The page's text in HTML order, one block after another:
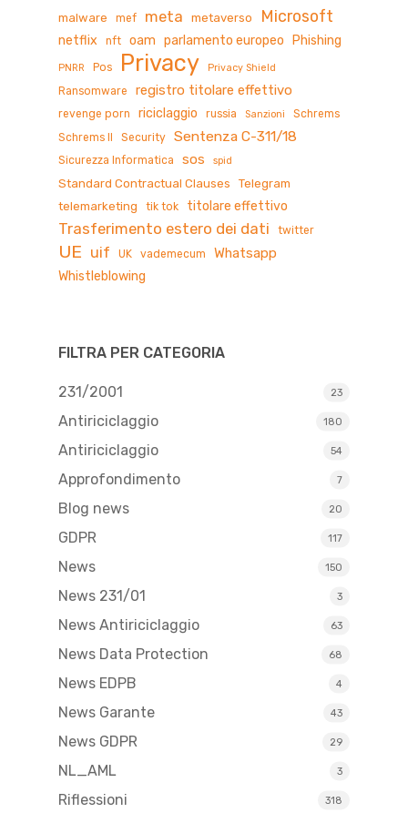
malware mef meta metaverso Microsoft
netflix nft oam parlamento europeo Phishing
PNRR Pos Privacy Privacy Shield
Ransomware registro titolare effettivo
revenge porn riciclaggio russia Sanzioni
Schrems
Schrems II
Security Sentenza C-311/18
Sicurezza Informatica sos spid
Standard Contractual Clauses
Telegram
telemarketing
tik tok titolare effettivo
Trasferimento estero dei dati twitter
UE uif UK vademecum Whatsapp
Whistleblowing
FILTRA PER CATEGORIA
231/2001 23
Antiriciclaggio 180
Antiriciclaggio 54
Approfondimento 7
Blog news 20
GDPR 117
News 150
News 231/01 3
News Antiriciclaggio 63
News Data Protection 68
News EDPB 4
News Garante 43
News GDPR 29
NL_AML 3
Riflessioni 318